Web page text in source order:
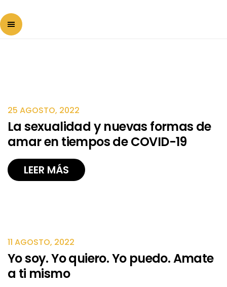
25 AGOSTO, 2022
La sexualidad y nuevas formas de
amar en tiempos de COVID-19
LEER MÁS
11 AGOSTO, 2022
Yo soy. Yo quiero. Yo puedo. Amate
a ti mismo